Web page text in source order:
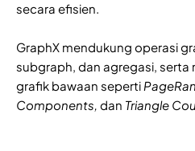
secara efisien.
GraphX mendukung operasi
subgraph, dan agregasi, serta
grafik bawaan seperti
Components, dan Triangle